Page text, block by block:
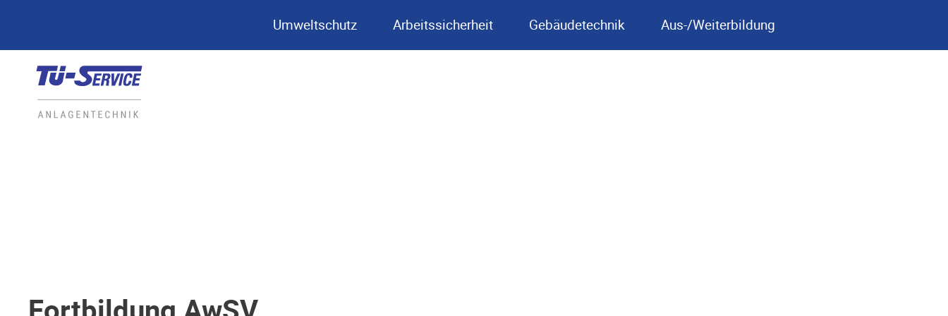
Umweltschutz Arbeitssicherheit Gebäudetechnik Aus-/Weiterbildung